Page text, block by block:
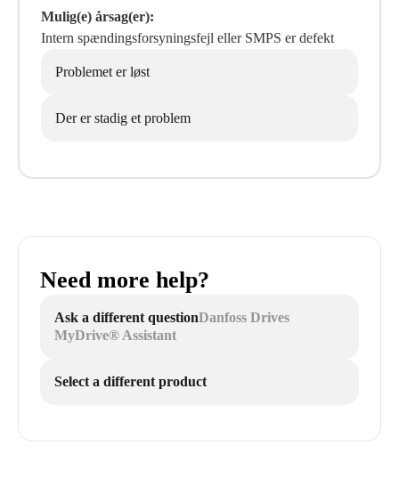
Mulig(e) årsag(er):
Intern spændingsforsyningsfejl eller SMPS er defekt
Problemet er løst
Der er stadig et problem
Need more help?
Ask a different questionDanfoss Drives
MyDrive® Assistant
Select a different product